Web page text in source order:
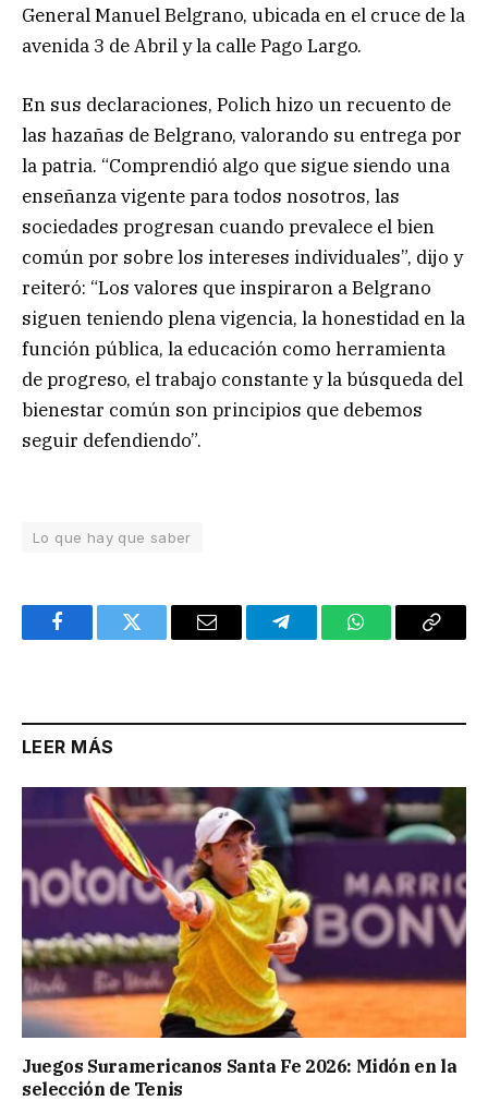
General Manuel Belgrano, ubicada en el cruce de la
avenida 3 de Abril y la calle Pago Largo.
En sus declaraciones, Polich hizo un recuento de
las hazañas de Belgrano, valorando su entrega por
la patria. “Comprendió algo que sigue siendo una
enseñanza vigente para todos nosotros, las
sociedades progresan cuando prevalece el bien
común por sobre los intereses individuales”, dijo y
reiteró: “Los valores que inspiraron a Belgrano
siguen teniendo plena vigencia, la honestidad en la
función pública, la educación como herramienta
de progreso, el trabajo constante y la búsqueda del
bienestar común son principios que debemos
seguir defendiendo”.
Lo que hay que saber
FacebookTwitter Email TelegramWhatsAppCopy
LEER MÁS
Juegos Suramericanos Santa Fe 2026: Midón en la
selección de Tenis